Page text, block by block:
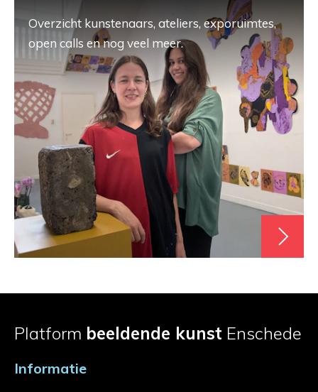
Overzicht kunstenaars, ateliers, exporuimtes,
open calls en nog veel meer.
Platform beeldende kunst Enschede
Informatie